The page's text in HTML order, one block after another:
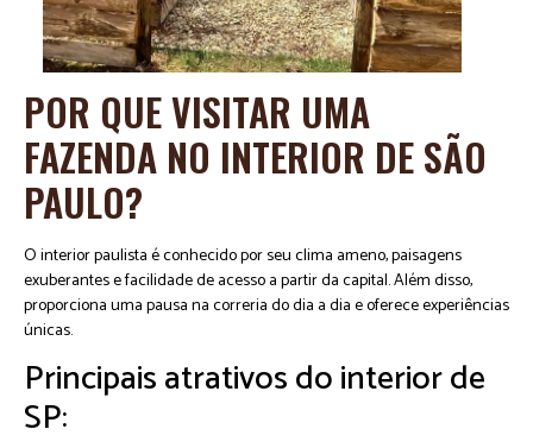
POR QUE VISITAR UMA
FAZENDA NO INTERIOR DE SÃO
PAULO?
O interior paulista é conhecido por seu clima ameno, paisagens
exuberantes e facilidade de acesso a partir da capital. Além disso,
proporciona uma pausa na correria do dia a dia e oferece experiências
únicas.
Principais atrativos do interior de
SP: